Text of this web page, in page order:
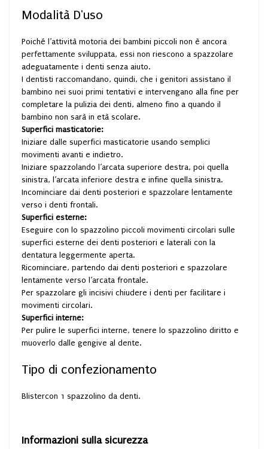
Modalità D'uso
Poiché l’attività motoria dei bambini piccoli non è ancora
perfettamente sviluppata, essi non riescono a spazzolare
adeguatamente i denti senza aiuto.
I dentisti raccomandano, quindi, che i genitori assistano il
bambino nei suoi primi tentativi e intervengano alla fine per
completare la pulizia dei denti, almeno fino a quando il
bambino non sarà in età scolare.
Superfici masticatorie:
Iniziare dalle superfici masticatorie usando semplici
movimenti avanti e indietro.
Iniziare spazzolando l’arcata superiore destra, poi quella
sinistra, l’arcata inferiore destra e infine quella sinistra.
Incominciare dai denti posteriori e spazzolare lentamente
verso i denti frontali.
Superfici esterne:
Eseguire con lo spazzolino piccoli movimenti circolari sulle
superfici esterne dei denti posteriori e laterali con la
dentatura leggermente aperta.
Ricominciare, partendo dai denti posteriori e spazzolare
lentamente verso l’arcata frontale.
Per spazzolare gli incisivi chiudere i denti per facilitare i
movimenti circolari.
Superfici interne:
Per pulire le superfici interne, tenere lo spazzolino diritto e
muoverlo dalle gengive al dente.
Tipo di confezionamento
Blistercon 1 spazzolino da denti.
Informazioni sulla sicurezza